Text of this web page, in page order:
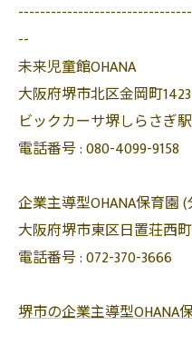
--
未来児童館OHANA
大阪府堺市北区金岡町
ビックカーサ堺しらさぎ
電話番号 :080-4099-9158
企業主導型OHANA保育園
大阪府堺市東区日置荘西
電話番号 :072-370-3666
堺市の企業主導型OHANA